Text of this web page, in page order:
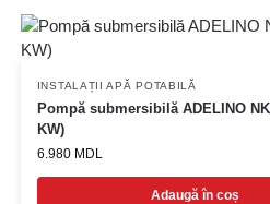
INSTALAȚII APĂ POTABILĂ
Pompă submersibilă ADELINO
KW)
6.980 MDL
Adaugă în coș